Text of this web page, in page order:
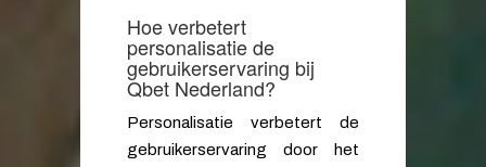
Hoe verbetert
personalisatie de
gebruikerservaring bij
Qbet Nederland?
Personalisatie verbetert de
gebruikerservaring door het